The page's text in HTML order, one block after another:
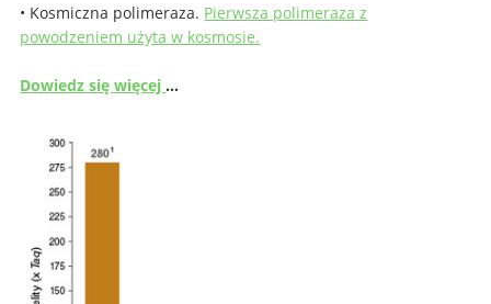
• Kosmiczna polimeraza. Pierwsza polimeraza z
powodzeniem użyta w kosmosie.
Dowiedz się więcej…